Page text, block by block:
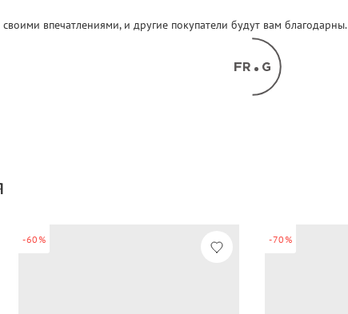
впечатлениями, и другие покупатели будут вам благодарны.
-60% -70%